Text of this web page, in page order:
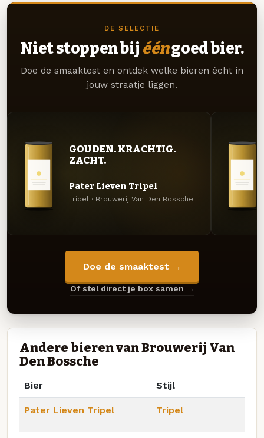
DE SELECTIE
Niet stoppen bij ééngoed bier.
Doe de smaaktest en ontdek welke bieren écht in
jouw straatje liggen.
GOUDEN. KRACHTIG.
ZACHT.
Pater Lieven Tripel
Tripel · Brouwerij Van Den Bossche
Doe de smaaktest →
Of stel direct je box samen →
Andere bieren van Brouwerij Van
Den Bossche
Bier Stijl
Pater Lieven Tripel Tripel